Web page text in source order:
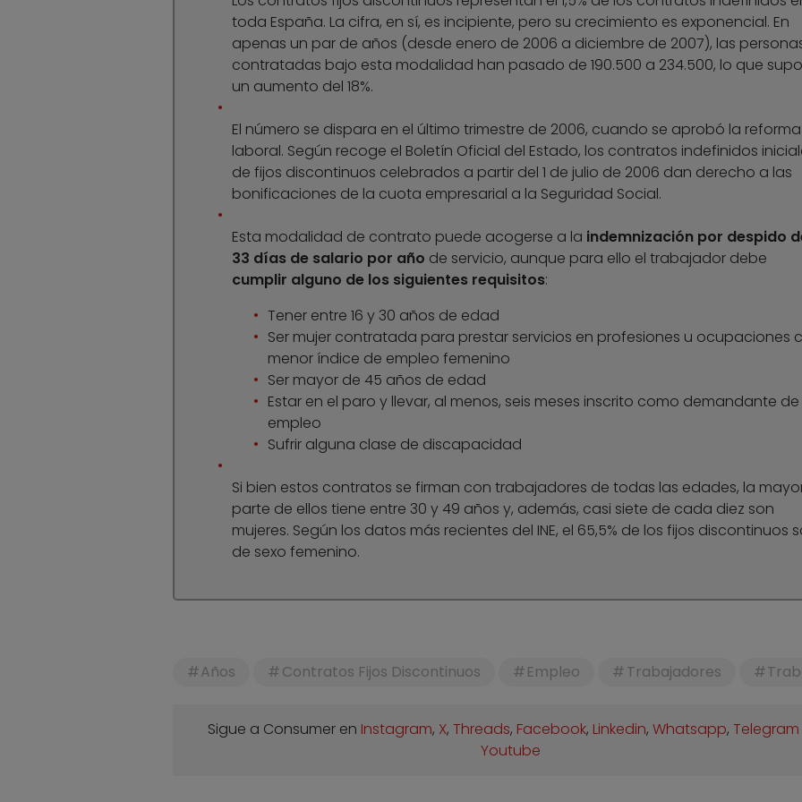
toda España. La cifra, en sí, es incipiente, pero su crecimiento es exponencial. En
apenas un par de años (desde enero de 2006 a diciembre de 2007), las
contratadas bajo esta modalidad han pasado de 190.500 a 234.500, lo que
un aumento del 18%.
El número se dispara en el último trimestre de 2006, cuando se aprobó la reforma
laboral. Según recoge el Boletín Oficial del Estado, los contratos indefinidos
de fijos discontinuos celebrados a partir del 1 de julio de 2006 dan derecho a las
bonificaciones de la cuota empresarial a la Seguridad Social.
Esta modalidad de contrato puede acogerse a la indemnización por despido
33 días de salario por año de servicio, aunque para ello el trabajador debe
cumplir alguno de los siguientes requisitos:
Tener entre 16 y 30 años de edad
Ser mujer contratada para prestar servicios en profesiones u ocupaciones
menor índice de empleo femenino
Ser mayor de 45 años de edad
Estar en el paro y llevar, al menos, seis meses inscrito como demandante de
empleo
Sufrir alguna clase de discapacidad
Si bien estos contratos se firman con trabajadores de todas las edades, la
parte de ellos tiene entre 30 y 49 años y, además, casi siete de cada diez son
mujeres. Según los datos más recientes del INE, el 65,5% de los fijos discontinuos
de sexo femenino.
Años Contratos Fijos Discontinuos Empleo Trabajadores
Sigue a Consumer en Instagram, X,Threads, Facebook, Linkedin,Whatsapp,Telegram
Youtube